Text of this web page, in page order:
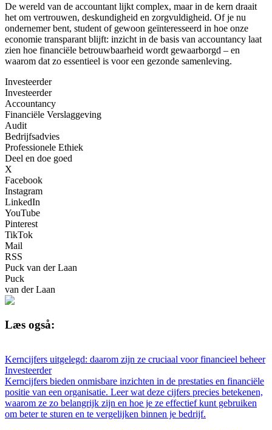
De wereld van de accountant lijkt complex, maar in de kern draait
het om vertrouwen, deskundigheid en zorgvuldigheid. Of je nu
ondernemer bent, student of gewoon geïnteresseerd in hoe onze
economie transparant blijft: inzicht in de basis van accountancy laat
zien hoe financiële betrouwbaarheid wordt gewaarborgd – en
waarom dat zo essentieel is voor een gezonde samenleving.
Investeerder
Investeerder
Accountancy
Financiële Verslaggeving
Audit
Bedrijfsadvies
Professionele Ethiek
Deel en doe goed
X
Facebook
Instagram
LinkedIn
YouTube
Pinterest
TikTok
Mail
RSS
Puck van der Laan
Puck
van der Laan
Læs også:
Kerncijfers uitgelegd: daarom zijn ze cruciaal voor financieel beheer
Investeerder
Kerncijfers bieden onmisbare inzichten in de prestaties en financiële
positie van een organisatie. Leer wat deze cijfers precies betekenen,
waarom ze zo belangrijk zijn en hoe je ze effectief kunt gebruiken
om beter te sturen en te vergelijken binnen je bedrijf.